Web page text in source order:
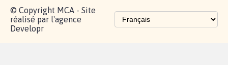
© Copyright MCA - Site
réalisé par l'agence
Developr